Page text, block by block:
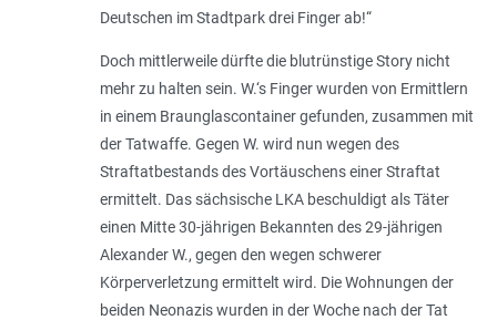
Deutschen im Stadtpark drei Finger ab!“
Doch mittlerweile dürfte die blutrünstige Story nicht
mehr zu halten sein. W.‘s Finger wurden von Ermittlern
in einem Braun­glascontainer gefunden, zusammen mit
der Tatwaffe. Gegen W. wird nun wegen des
Straftatbestands des Vortäuschens einer Straftat
ermittelt. Das sächsische LKA beschuldigt als Täter
einen Mitte 30-jährigen Bekannten des 29-jährigen
Alexander W., gegen den wegen schwerer
Körperverletzung ermittelt wird. Die Woh­nungen der
beiden Neonazis wurden in der Woche nach der Tat